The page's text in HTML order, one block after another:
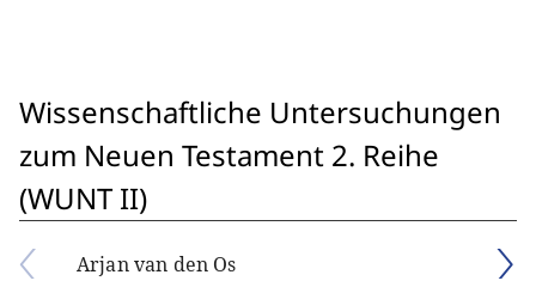
Wissenschaftliche Untersuchungen
zum Neuen Testament 2. Reihe
(WUNT II)
Arjan van den Os